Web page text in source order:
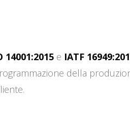
14001:2015 e IATF
della